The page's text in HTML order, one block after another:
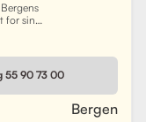
for sin
og har et
som
og vennlig
sentrum,
55 90 73 00
Bergen